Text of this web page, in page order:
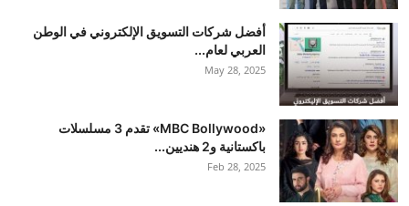
أفضل شركات التسويق الإلكتروني في الوطن
العربي لعام...
May 28, 2025
«MBC Bollywood» تقدم 3 مسلسلات
باكستانية و2 هنديين...
Feb 28, 2025